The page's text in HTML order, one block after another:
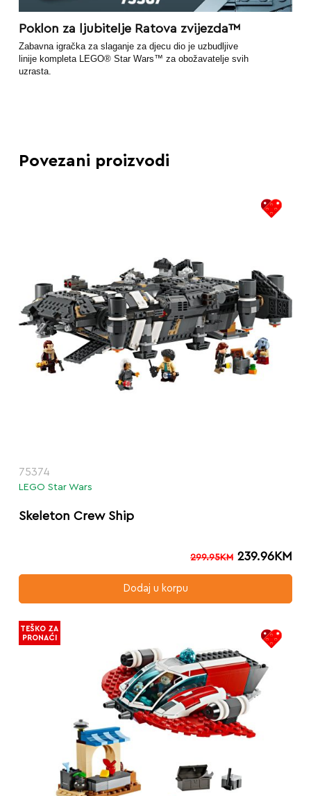
Poklon za ljubitelje Ratova zvijezda™
Zabavna igračka za slaganje za djecu dio je uzbudljive
linije kompleta LEGO® Star Wars™ za obožavatelje svih
uzrasta.
Povezani proizvodi
75374
LEGO Star Wars
Skeleton Crew Ship
299.95KM 239.96KM
Dodaj u korpu
TEŠKO ZA
PRONAĆI